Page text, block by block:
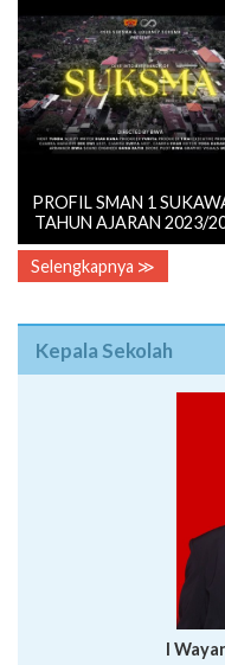
PROFIL SMAN 1
TAHUN AJARAN 2023/
Selengkapnya ≫
Kepala Sekolah
I